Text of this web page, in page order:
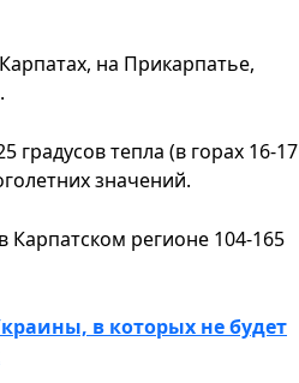
на Прикарпатье,
градусов тепла (в горах 16-17
значений.
Карпатском регионе 104-165
в которых не будет